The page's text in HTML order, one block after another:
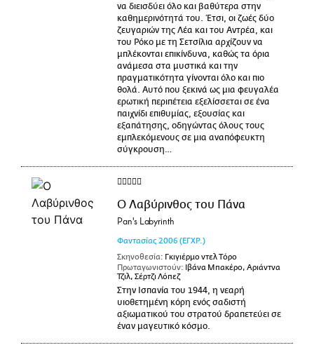
να διεισδύει όλο και βαθύτερα στην
καθημερινότητά του. Έτσι, οι ζωές δύο
ζευγαριών της Λέα και του Αντρέα, και
του Ρόκο με τη Σετσίλια αρχίζουν να
μπλέκονται επικίνδυνα, καθώς τα όρια
ανάμεσα στα μυστικά και την
πραγματικότητα γίνονται όλο και πιο
θολά. Αυτό που ξεκινά ως μια φευγαλέα
ερωτική περιπέτεια εξελίσσεται σε ένα
παιχνίδι επιθυμίας, εξουσίας και
εξαπάτησης, οδηγώντας όλους τους
εμπλεκόμενους σε μια αναπόφευκτη
σύγκρουση…
Ο Λαβύρινθος του Πάνα
Pan's Labyrinth
Φαντασίας 2006 (ΕΓΧΡ.)
Σκηνοθεσία: Γκιγιέρμο ντελ Τόρο
Πρωταγωνιστούν: Ιβάνα Μπακέρο, Αριάντνα
Τζιλ, Σέρτζι Λόπεζ
Στην Ισπανία του 1944, η νεαρή
υιοθετημένη κόρη ενός σαδιστή
αξιωματικού του στρατού δραπετεύει σε
έναν μαγευτικό κόσμο.